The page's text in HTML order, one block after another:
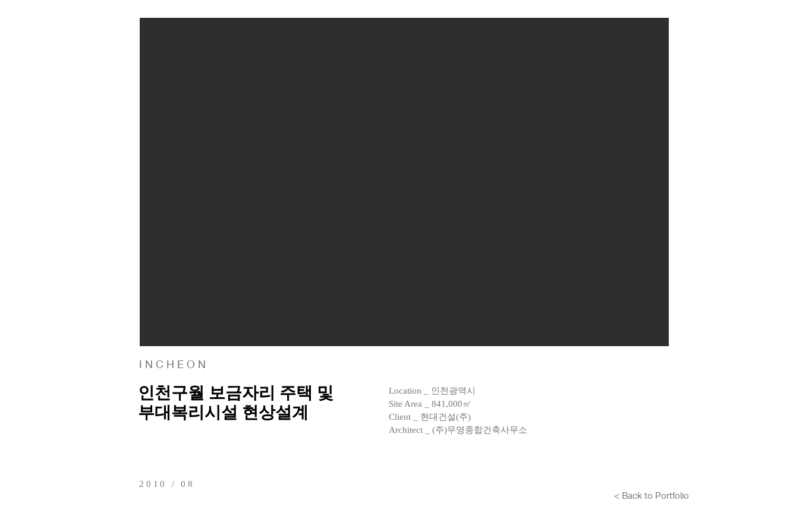
I N C H E O N
인천구월 보금자리 주택 및
부대복리시설 현상설계
Location _ 인천광역시
Site Area _ 841,000㎡
Client _ 현대건설(주)
Architect _ (주)무영종합건축사무소
2010 / 08
< Back to Portfolio